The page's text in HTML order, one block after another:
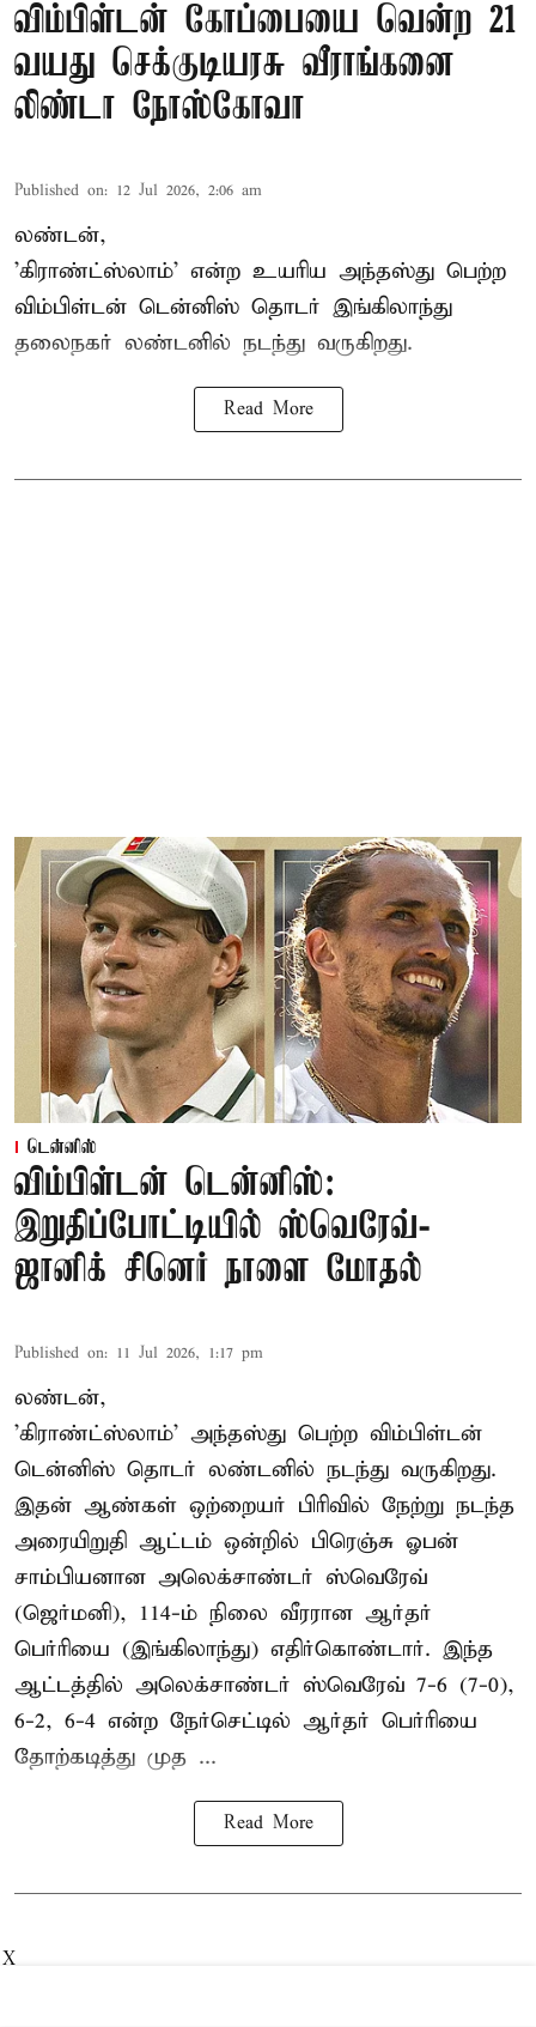
விம்பிள்டன் கோப்பையை வென்ற 21
வயது செக்குடியரசு வீராங்கனை
லிண்டா நோஸ்கோவா
Published on: 12 Jul 2026, 2:06 am
லண்டன்,
'கிராண்ட்ஸ்லாம்' என்ற உயரிய அந்தஸ்து பெற்ற
விம்பிள்டன் டென்னிஸ் தொடர் இங்கிலாந்து
தலைநகர் லண்டனில் நடந்து வருகிறது.
Read More
டென்னிஸ்
விம்பிள்டன் டென்னிஸ்:
இறுதிப்போட்டியில் ஸ்வெரேவ்-
ஜானிக் சினெர் நாளை மோதல்
Published on: 11 Jul 2026, 1:17 pm
லண்டன்,
'கிராண்ட்ஸ்லாம்' அந்தஸ்து பெற்ற விம்பிள்டன்
டென்னிஸ் தொடர் லண்டனில் நடந்து வருகிறது.
இதன் ஆண்கள் ஒற்றையர் பிரிவில் நேற்று நடந்த
அரையிறுதி ஆட்டம் ஒன்றில் பிரெஞ்சு ஓபன்
சாம்பியனான அலெக்சாண்டர் ஸ்வெரேவ்
(ஜெர்மனி), 114-ம் நிலை வீரரான ஆர்தர்
பெர்ரியை (இங்கிலாந்து) எதிர்கொண்டார். இந்த
ஆட்டத்தில் அலெக்சாண்டர் ஸ்வெரேவ் 7-6 (7-0),
6-2, 6-4 என்ற நேர்செட்டில் ஆர்தர் பெர்ரியை
தோற்கடித்து முத ...
Read More
X